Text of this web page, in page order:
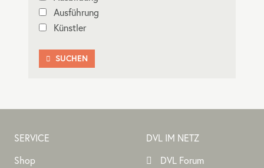
Ausführung
Künstler
 SUCHEN
SERVICE
Shop
DVL IM NETZ
DVL Forum